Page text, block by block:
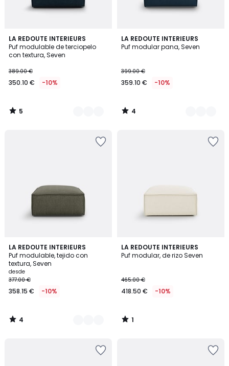
LA REDOUTE INTERIEURS
Puf modulable de terciopelo
con textura, Seven
389.00 €
350.10 € -10%
5
/
5
3
Colores
5
/
LA REDOUTE INTERIEURS
Puf modular pana, Seven
399.00 €
359.10 € -10%
4
/
5
Colores
4
/
LA REDOUTE INTERIEURS
Puf modulable, tejido con
textura, Seven
desde
377.00 €
358.15 € -10%
4
/
5
5
Colores
4
/
LA REDOUTE INTERIEURS
Puf modular, de rizo Seven
465.00 €
418.50 € -10%
1
/
1
/